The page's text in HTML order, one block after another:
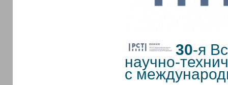
30-я
научно-
с